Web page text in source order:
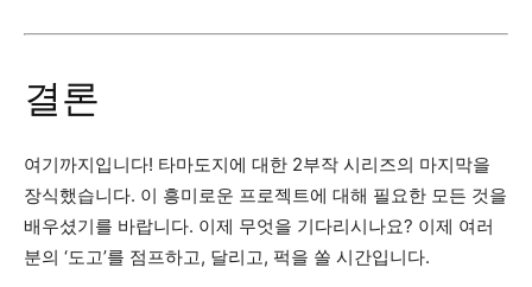
결론
여기까지입니다! 타마도지에 대한 2부작 시리즈의 마지막을
장식했습니다. 이 흥미로운 프로젝트에 대해 필요한 모든 것을
배우셨기를 바랍니다. 이제 무엇을 기다리시나요? 이제 여러
분의 ‘도고’를 점프하고, 달리고, 퍽을 쏠 시간입니다.